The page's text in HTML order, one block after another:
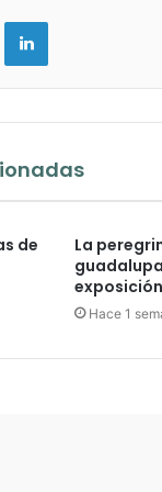
LinkedIn
de
La
Hace 1